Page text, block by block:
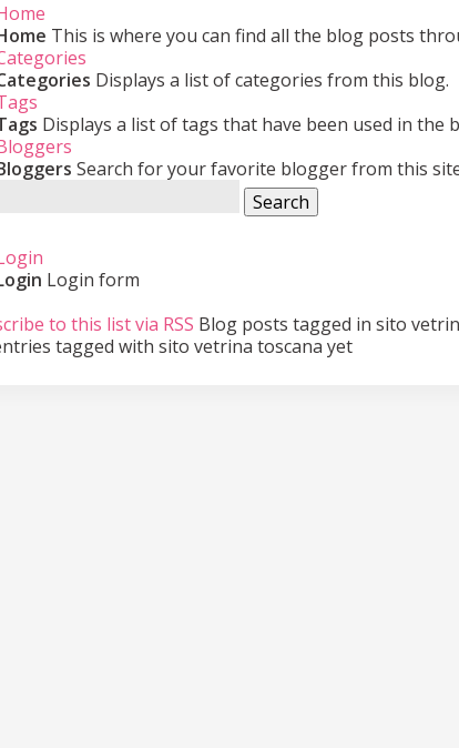
This is where you can find all the blog posts
Displays a list of categories from this blog.
Displays a list of tags that have been used in the
Search for your favorite blogger from this
Search
Login form
to this list via RSS Blog posts tagged in sito
tagged with sito vetrina toscana yet